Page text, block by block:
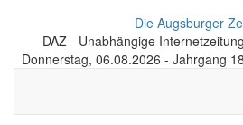
Die Augsburger
DAZ - Unabhängige
Donnerstag, 06.08.2026 - Jahrgang